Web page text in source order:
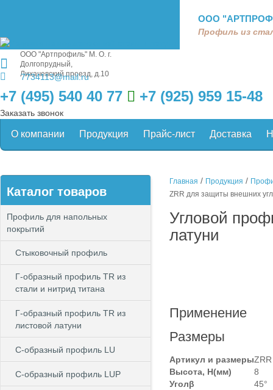
ООО
Профиль из
ООО "Артпрофиль" М. О. г.
Долгопрудный,
Лихачевский проезд, д.10
7734113@mail.ru
+7 (495) 540 40 77 +7 (925) 959 15-48
Заказать звонок
О компании Продукция Прайс-лист Доставка
Каталог товаров
Профиль для напольных
покрытий
Стыковочный профиль
Г-образный профиль TR из
стали и нитрид титана
Г-образный профиль TR из
листовой латуни
C-образный профиль LU
C-образный профиль LUP
Главная / Продукция /
ZRR для защиты внешних
Угловой
латуни
Применение
Размеры
Артикул и размеры
Высота, Н(мм)
8
Уголβ
45°